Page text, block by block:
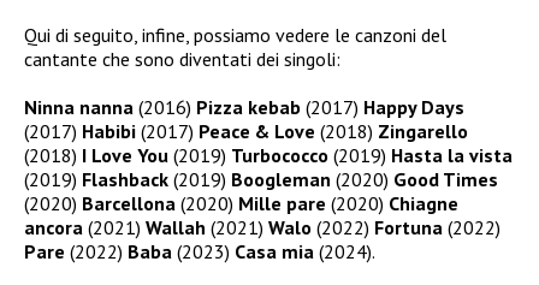
Qui di seguito, infine, possiamo vedere le canzoni del
cantante che sono diventati dei singoli:
Ninna nanna (2016) Pizza kebab (2017) Happy Days
(2017) Habibi (2017) Peace & Love (2018) Zingarello
(2018) I Love You (2019) Turbococco (2019) Hasta la vista
(2019) Flashback (2019) Boogleman (2020) Good Times
(2020) Barcellona (2020) Mille pare (2020) Chiagne
ancora (2021) Wallah (2021) Walo (2022) Fortuna (2022)
Pare (2022) Baba (2023) Casa mia (2024).